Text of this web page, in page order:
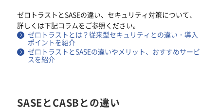
ゼロトラストとSASEの違い、セキュリティ対策について、
詳しくは下記コラムをご参照ください。
ゼロトラストとは？従来型セキュリティとの違い・導入
ポイントを紹介
ゼロトラストとSASEの違いやメリット、おすすめサービ
スを紹介
SASEとCASBとの違い